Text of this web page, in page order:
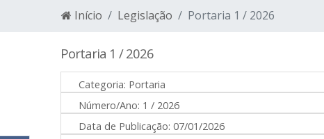
Início Legislação Portaria 1 / 2026
Portaria 1 / 2026
Categoria: Portaria
Número/Ano: 1 / 2026
Data de Publicação: 07/01/2026